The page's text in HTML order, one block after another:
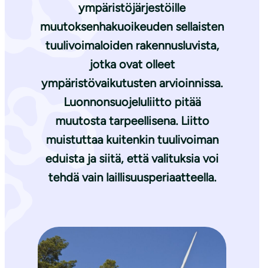
ympäristöjärjestöille
muutoksenhakuoikeuden sellaisten
tuulivoimaloiden rakennusluvista,
jotka ovat olleet
ympäristövaikutusten arvioinnissa.
Luonnonsuojeluliitto pitää
muutosta tarpeellisena. Liitto
muistuttaa kuitenkin tuulivoiman
eduista ja siitä, että valituksia voi
tehdä vain laillisuusperiaatteella.